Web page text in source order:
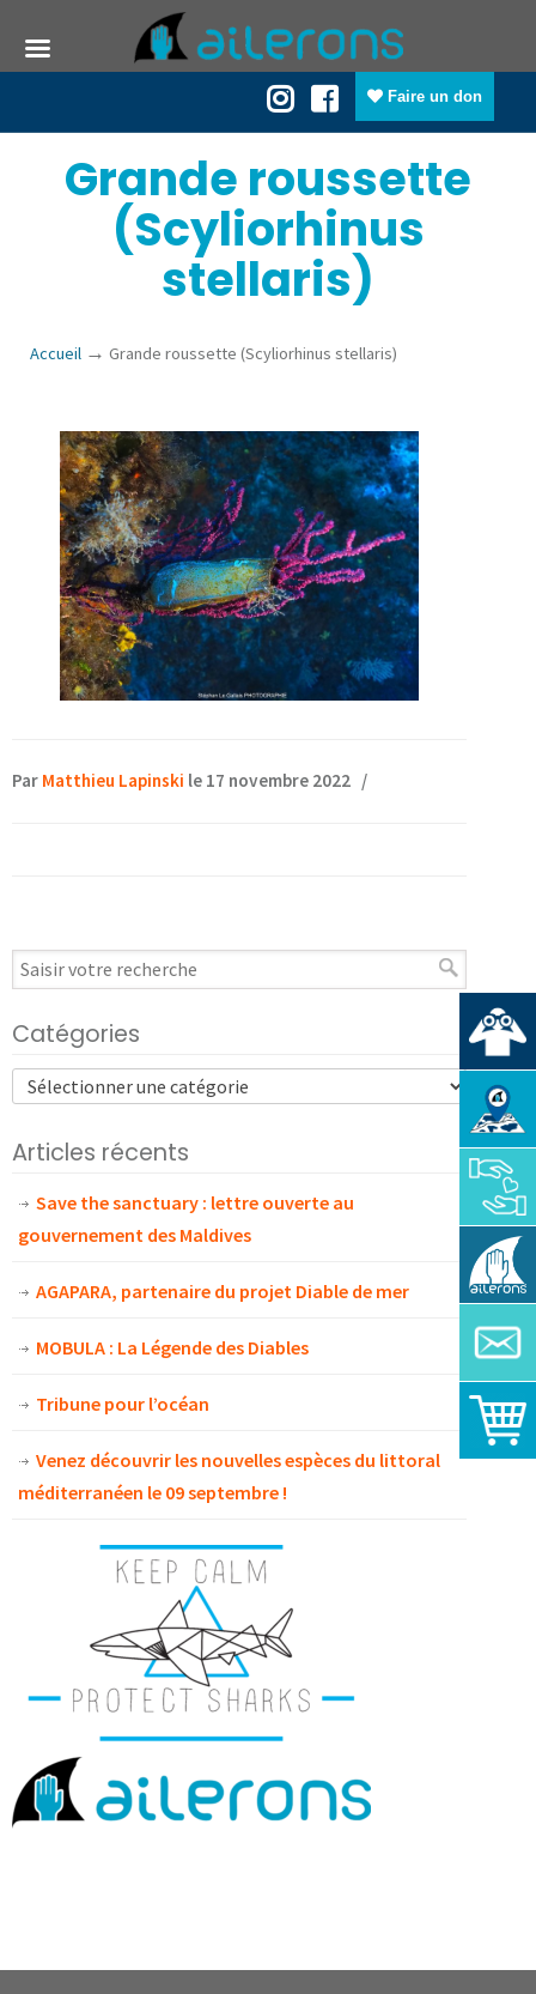
Faire un don
Grande roussette
(Scyliorhinus
stellaris)
Accueil → Grande roussette (Scyliorhinus stellaris)
Par Matthieu Lapinski le 17 novembre 2022 /
Catégories
Articles récents
Save the sanctuary : lettre ouverte au
gouvernement des Maldives
AGAPARA, partenaire du projet Diable de mer
MOBULA : La Légende des Diables
Tribune pour l’océan
Venez découvrir les nouvelles espèces du littoral
méditerranéen le 09 septembre !